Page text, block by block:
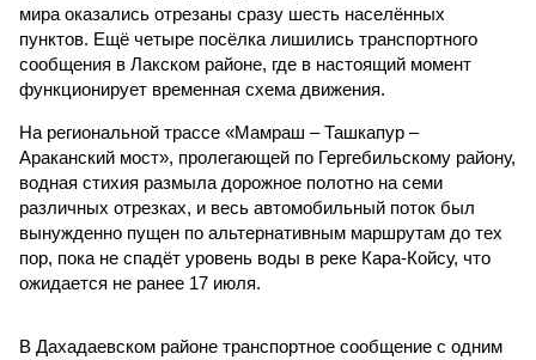
мира оказались отрезаны сразу шесть населённых
пунктов. Ещё четыре посёлка лишились транспортного
сообщения в Лакском районе, где в настоящий момент
функционирует временная схема движения.
На региональной трассе «Мамраш – Ташкапур –
Араканский мост», пролегающей по Гергебильскому району,
водная стихия размыла дорожное полотно на семи
различных отрезках, и весь автомобильный поток был
вынужденно пущен по альтернативным маршрутам до тех
пор, пока не спадёт уровень воды в реке Кара-Койсу, что
ожидается не ранее 17 июля.
В Дахадаевском районе транспортное сообщение с одним